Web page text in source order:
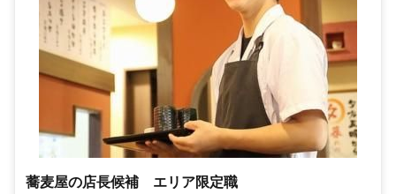
蕎麦屋の店長候補 エリア限定職